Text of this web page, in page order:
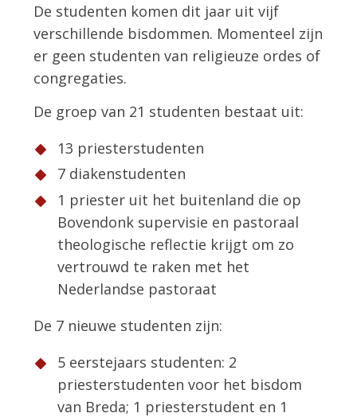
De studenten komen dit jaar uit vijf
verschillende bisdommen. Momenteel zijn
er geen studenten van religieuze ordes of
congregaties.
De groep van 21 studenten bestaat uit:
13 priesterstudenten
7 diakenstudenten
1 priester uit het buitenland die op
Bovendonk supervisie en pastoraal
theologische reflectie krijgt om zo
vertrouwd te raken met het
Nederlandse pastoraat
De 7 nieuwe studenten zijn:
5 eerstejaars studenten: 2
priesterstudenten voor het bisdom
van Breda; 1 priesterstudent en 1